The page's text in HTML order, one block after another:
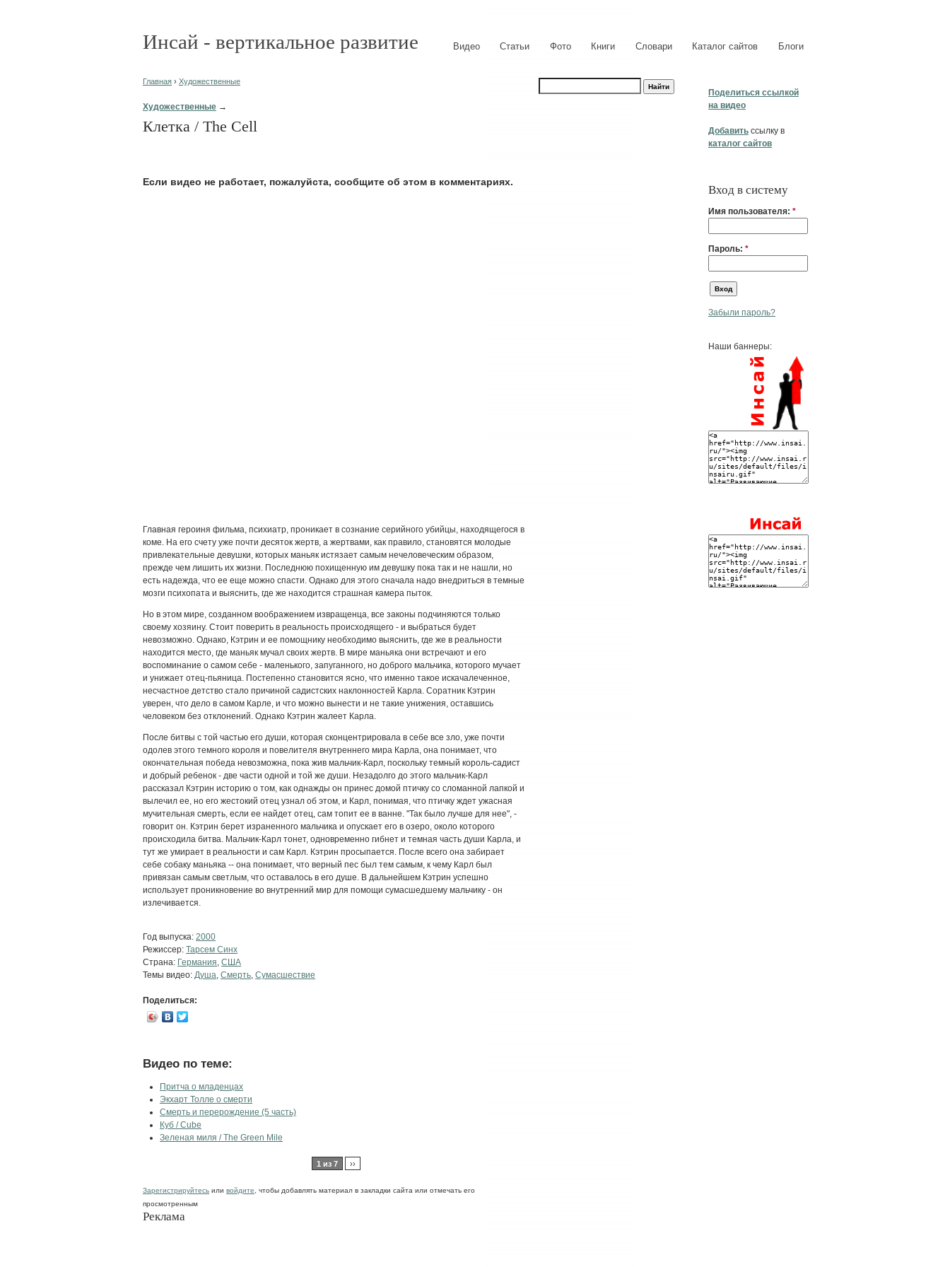
Инсай - вертикальное развитие Видео Статьи Фото Книги Словари Каталог сайтов Блоги
Поделиться ссылкой
на видео
Добавить ссылку в
каталог сайтов
Вход в систему
Имя пользователя: *
Пароль: *
Забыли пароль?
Наши баннеры:
Главная › Художественные
Художественные →
Клетка / The Cell
Eсли видео не работает, пожалуйста, сообщите об этом в комментариях.
Главная героиня фильма, психиатр, проникает в сознание серийного убийцы, находящегося в
коме. На его счету уже почти десяток жертв, а жертвами, как правило, становятся молодые
привлекательные девушки, которых маньяк истязает самым нечеловеческим образом,
прежде чем лишить их жизни. Последнюю похищенную им девушку пока так и не нашли, но
есть надежда, что ее еще можно спасти. Однако для этого сначала надо внедриться в темные
мозги психопата и выяснить, где же находится страшная камера пыток.
Но в этом мире, созданном воображением извращенца, все законы подчиняются только
своему хозяину. Стоит поверить в реальность происходящего - и выбраться будет
невозможно. Однако, Кэтрин и ее помощнику необходимо выяснить, где же в реальности
находится место, где маньяк мучал своих жертв. В мире маньяка они встречают и его
воспоминание о самом себе - маленького, запуганного, но доброго мальчика, которого мучает
и унижает отец-пьяница. Постепенно становится ясно, что именно такое искачалеченное,
несчастное детство стало причиной садистских наклонностей Карла. Соратник Кэтрин
уверен, что дело в самом Карле, и что можно вынести и не такие унижения, оставшись
человеком без отклонений. Однако Кэтрин жалеет Карла.
После битвы с той частью его души, которая сконцентрировала в себе все зло, уже почти
одолев этого темного короля и повелителя внутреннего мира Карла, она понимает, что
окончательная победа невозможна, пока жив мальчик-Карл, поскольку темный король-садист
и добрый ребенок - две части одной и той же души. Незадолго до этого мальчик-Карл
рассказал Кэтрин историю о том, как однажды он принес домой птичку со сломанной лапкой и
вылечил ее, но его жестокий отец узнал об этом, и Карл, понимая, что птичку ждет ужасная
мучительная смерть, если ее найдет отец, сам топит ее в ванне. "Так было лучше для нее", -
говорит он. Кэтрин берет израненного мальчика и опускает его в озеро, около которого
происходила битва. Мальчик-Карл тонет, одновременно гибнет и темная часть души Карла, и
тут же умирает в реальности и сам Карл. Кэтрин просыпается. После всего она забирает
себе собаку маньяка -- она понимает, что верный пес был тем самым, к чему Карл был
привязан самым светлым, что оставалось в его душе. В дальнейшем Кэтрин успешно
использует проникновение во внутренний мир для помощи сумасшедшему мальчику - он
излечивается.
Год выпуска: 2000
Режиссер: Тарсем Синх
Страна: Германия США
Темы видео: Душа Смерть Сумасшествие
Поделиться:
Видео по теме:
Притча о младенцах
Экхарт Толле о смерти
Смерть и перерождение (5 часть)
Куб / Cube
Зеленая миля / The Green Mile
1 из 7 ››
Зарегистрируйтесь или войдите , чтобы добавлять материал в закладки сайта или отмечать его
просмотренным
Реклама